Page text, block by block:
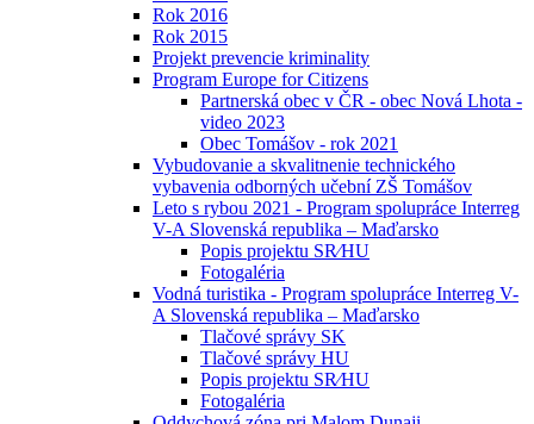
Rok 2016
Rok 2015
Projekt prevencie kriminality
Program Europe for Citizens
Partnerská obec v ČR - obec Nová Lhota -
video 2023
Obec Tomášov - rok 2021
Vybudovanie a skvalitnenie technického
vybavenia odborných učební ZŠ Tomášov
Leto s rybou 2021 - Program spolupráce Interreg
V-A Slovenská republika – Maďarsko
Popis projektu SR⁄HU
Fotogaléria
Vodná turistika - Program spolupráce Interreg V-
A Slovenská republika – Maďarsko
Tlačové správy SK
Tlačové správy HU
Popis projektu SR⁄HU
Fotogaléria